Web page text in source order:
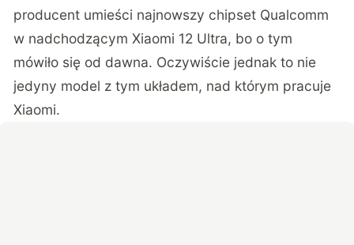
producent umieści najnowszy chipset Qualcomm
w nadchodzącym Xiaomi 12 Ultra, bo o tym
mówiło się od dawna. Oczywiście jednak to nie
jedyny model z tym układem, nad którym pracuje
Xiaomi.